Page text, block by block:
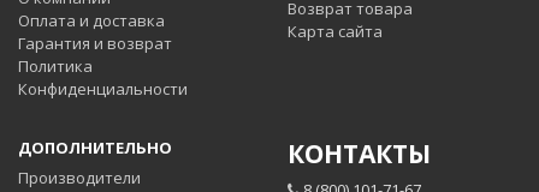
Оплата и доставка
Гарантия и возврат
Политика
Конфиденциальности
Возврат товара
Карта сайта
ДОПОЛНИТЕЛЬНО
Производители
КОНТАКТЫ